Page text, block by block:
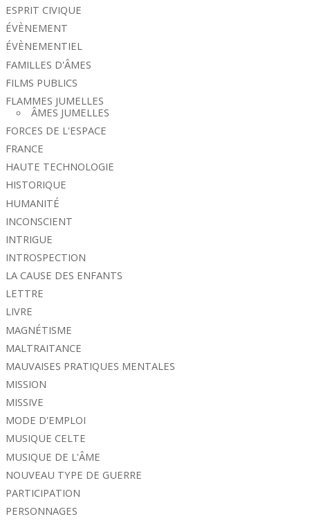
ESPRIT CIVIQUE
ÉVÈNEMENT
ÉVÈNEMENTIEL
FAMILLES D'ÂMES
FILMS PUBLICS
FLAMMES JUMELLES
ÂMES JUMELLES
FORCES DE L'ESPACE
FRANCE
HAUTE TECHNOLOGIE
HISTORIQUE
HUMANITÉ
INCONSCIENT
INTRIGUE
INTROSPECTION
LA CAUSE DES ENFANTS
LETTRE
LIVRE
MAGNÉTISME
MALTRAITANCE
MAUVAISES PRATIQUES MENTALES
MISSION
MISSIVE
MODE D'EMPLOI
MUSIQUE CELTE
MUSIQUE DE L'ÂME
NOUVEAU TYPE DE GUERRE
PARTICIPATION
PERSONNAGES